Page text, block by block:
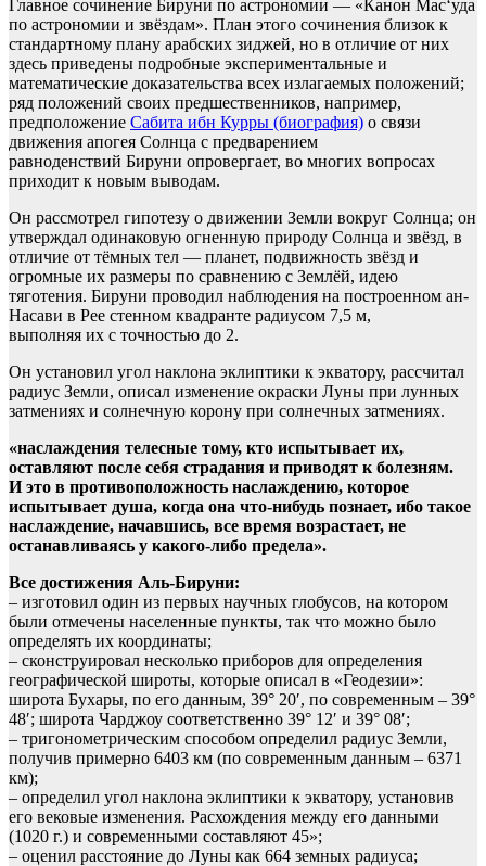
Главное сочинение Бируни по астрономии — «Канон Мас‘уда
по астрономии и звёздам». План этого сочинения близок к
стандартному плану арабских зиджей, но в отличие от них
здесь приведены подробные экспериментальные и
математические доказательства всех излагаемых положений;
ряд положений своих предшественников, например,
предположение Сабита ибн Курры (биография) о связи
движения апогея Солнца с предварением
равноденствий Бируни опровергает, во многих вопросах
приходит к новым выводам.
Он рассмотрел гипотезу о движении Земли вокруг Солнца; он
утверждал одинаковую огненную природу Солнца и звёзд, в
отличие от тёмных тел — планет, подвижность звёзд и
огромные их размеры по сравнению с Землёй, идею
тяготения. Бируни проводил наблюдения на построенном ан-
Насави в Рее стенном квадранте радиусом 7,5 м,
выполняя их с точностью до 2.
Он установил угол наклона эклиптики к экватору, рассчитал
радиус Земли, описал изменение окраски Луны при лунных
затмениях и солнечную корону при солнечных затмениях.
«наслаждения телесные тому, кто испытывает их,
оставляют после себя страдания и приводят к болезням.
И это в противоположность наслаждению, которое
испытывает душа, когда она что-нибудь познает, ибо такое
наслаждение, начавшись, все время возрастает, не
останавливаясь у какого-либо предела».
Все достижения Аль-Бируни:
– изготовил один из первых научных глобусов, на котором
были отмечены населенные пункты, так что можно было
определять их координаты;
– сконструировал несколько приборов для определения
географической широты, которые описал в «Геодезии»:
широта Бухары, по его данным, 39° 20′, по современным – 39°
48′; широта Чарджоу соответственно 39° 12′ и 39° 08′;
– тригонометрическим способом определил радиус Земли,
получив примерно 6403 км (по современным данным – 6371
км);
– определил угол наклона эклиптики к экватору, установив
его вековые изменения. Расхождения между его данными
(1020 г.) и современными составляют 45»;
– оценил расстояние до Луны как 664 земных радиуса;